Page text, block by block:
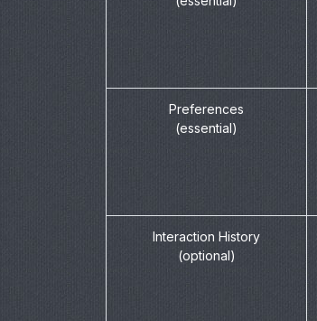
Preferences
(essential)
Interaction History
(optional)